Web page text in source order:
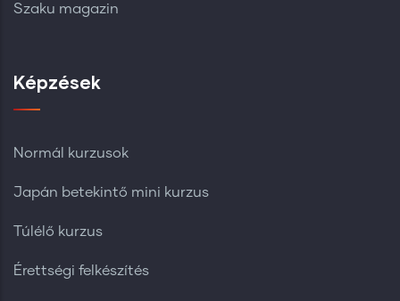
Szaku magazin
Képzések
Normál kurzusok
Japán betekintő mini kurzus
Túlélő kurzus
Érettségi felkészítés